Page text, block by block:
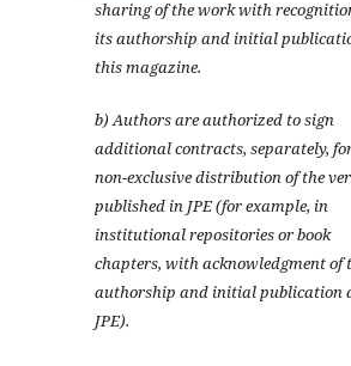
sharing of the work with
its authorship and initial
this magazine.
b) Authors are authorized to sign
additional contracts, separately,
non-exclusive distribution of the
published in JPE (for example, in
institutional repositories or book
chapters, with acknowledgment of
authorship and initial publication
JPE).